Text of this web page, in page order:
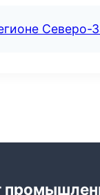
Северо-